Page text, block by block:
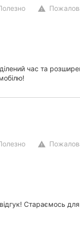
warning
час та
warning
Стараємось